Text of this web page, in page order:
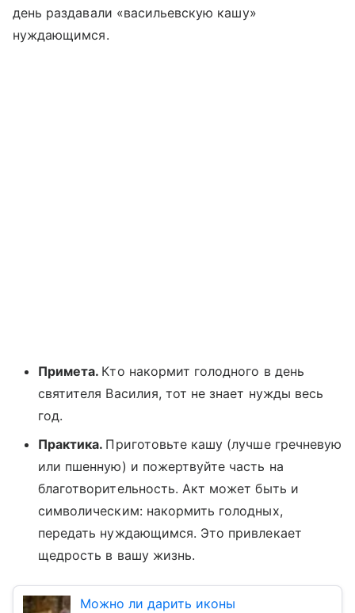
день раздавали «васильевскую кашу»
нуждающимся.
Примета. Кто накормит голодного в день
святителя Василия, тот не знает нужды весь
год.
Практика. Приготовьте кашу (лучше гречневую
или пшенную) и пожертвуйте часть на
благотворительность. Акт может быть и
символическим: накормить голодных,
передать нуждающимся. Это привлекает
щедрость в вашу жизнь.
Можно ли дарить иконы